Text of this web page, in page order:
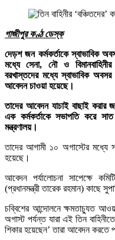
গাজীপুর কণ্ঠ ডেস্ক
দেড়শ জন কর্মকর্তাকে স্বাভাবিক
মধ্যে সেনা, নৌ ও
বরখাস্তদের মধ্যে স্বাভাবিক অবসর
আবেদন চাওয়া হয়েছে।
তাদের আবেদন যাচাই বাছাই করার
এক কর্মকর্তাকে সভাপতি করে
মন্ত্রণালয়।
তাদের আগামী ১০ অগাস্টের মধ্যে
হয়েছে।
আবেদন পর্যালোচনা সাপেক্ষে
(প্রধানমন্ত্রী তারেক রহমান) কাছে
চব্বিশের আন্দোলনে ক্ষমতাচ্যুত
অগাস্ট পর্যন্ত যারা এই তিন
শিকার হয়েছেন’ তারা আবেদন করতে